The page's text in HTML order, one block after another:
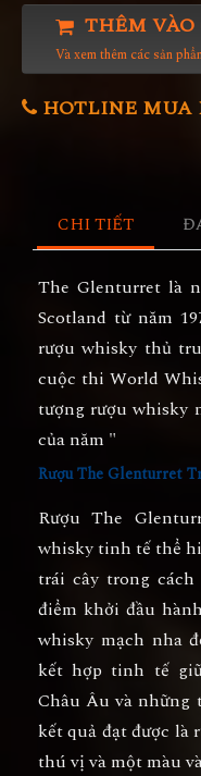
THÊM VÀO
Và xem thêm các sản
HOTLINE MUA
CHI TIẾT
The Glenturret là
Scotland từ năm
rượu whisky thủ
cuộc thi World
tượng rượu whisky
của năm "
Rượu The Glenturret
Rượu The
whisky tinh tế thể
trái cây trong
điểm khởi đầu
whisky mạch nha
kết hợp tinh tế
Châu Âu và những
kết quả đạt được là
thú vị và một màu